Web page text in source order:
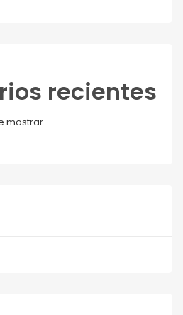
recientes
mostrar.